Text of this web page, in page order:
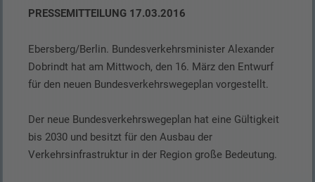
PRESSEMITTEILUNG 17.03.2016
Ebersberg/Berlin. Bundesverkehrsminister Alexander
Dobrindt hat am Mittwoch, den 16. März den Entwurf
für den neuen Bundesverkehrswegeplan vorgestellt.
Der neue Bundesverkehrswegeplan hat eine Gültigkeit
bis 2030 und besitzt für den Ausbau der
Verkehrsinfrastruktur in der Region große Bedeutung.